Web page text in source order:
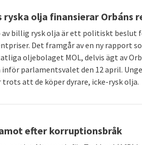
ryska olja finansierar Orbáns
billig rysk olja är ett politiskt beslut
Det framgår av en ny rapport
oljebolaget MOL, delvis ägt av
parlamentsvalet den 12 april.
att de köper dyrare, icke-rysk olja.
efter korruptionsbråk